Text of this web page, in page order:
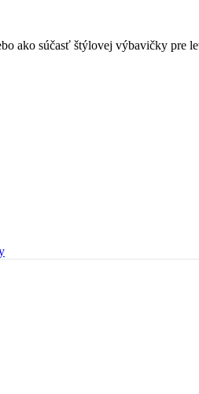
ako súčasť štýlovej výbavičky pre